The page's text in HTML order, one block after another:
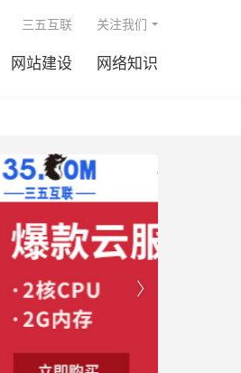
网站建设 网络知识
三五互联 关注我们
